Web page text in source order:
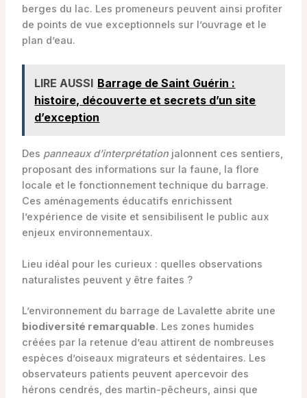
berges du lac. Les promeneurs peuvent ainsi profiter
de points de vue exceptionnels sur l’ouvrage et le
plan d’eau.
LIRE AUSSI Barrage de Saint Guérin :
histoire, découverte et secrets d’un site
d’exception
Des panneaux d’interprétationjalonnent ces sentiers,
proposant des informations sur la faune, la flore
locale et le fonctionnement technique du barrage.
Ces aménagements éducatifs enrichissent
l’expérience de visite et sensibilisent le public aux
enjeux environnementaux.
Lieu idéal pour les curieux : quelles observations
naturalistes peuvent y être faites ?
L’environnement du barrage de Lavalette abrite une
biodiversité remarquable. Les zones humides
créées par la retenue d’eau attirent de nombreuses
espèces d’oiseaux migrateurs et sédentaires. Les
observateurs patients peuvent apercevoir des
hérons cendrés, des martin-pêcheurs, ainsi que